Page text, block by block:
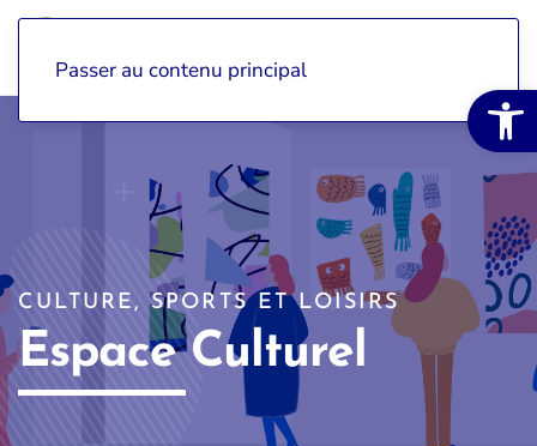
Ouvrir
Passer au contenu principal
CULTURE, SPORTS ET LOISIRS
Espace Culturel